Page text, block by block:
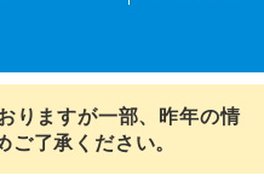
りますが一部、昨年の情
了承ください。